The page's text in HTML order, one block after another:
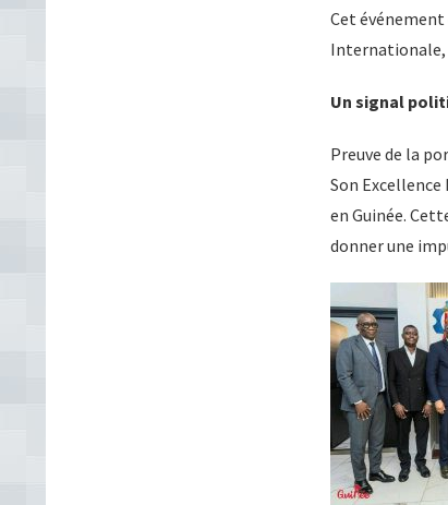
Cet événement
Internationale,
Un signal
Preuve de la
Son
en Guinée.
donner une